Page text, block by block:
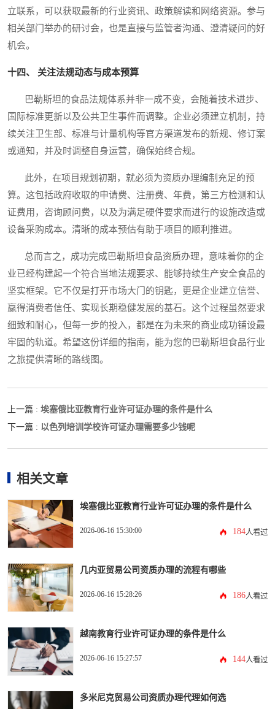
立联系，可以获取最新的行业资讯、政策解读和网络资源。参与
相关部门举办的研讨会，也是直接与监管者沟通、澄清疑问的好
机会。
十四、 关注法规动态与成本预算
巴勒斯坦的食品法规体系并非一成不变，会随着技术进步、
国际标准更新以及公共卫生事件而调整。企业必须建立机制，持
续关注卫生部、标准与计量机构等官方渠道发布的新规、修订案
或通知，并及时调整自身运营，确保始终合规。
此外，在项目规划初期，就必须为资质办理编制充足的预
算。这包括政府收取的申请费、注册费、年费，第三方检测和认
证费用，咨询顾问费，以及为满足硬件要求而进行的设施改造或
设备采购成本。清晰的成本预估有助于项目的顺利推进。
总而言之，成功完成巴勒斯坦食品资质办理，意味着你的企
业已经构建起一个符合当地法规要求、能够持续生产安全食品的
坚实框架。它不仅是打开市场大门的钥匙，更是企业建立信誉、
赢得消费者信任、实现长期稳健发展的基石。这个过程虽然要求
细致和耐心，但每一步的投入，都是在为未来的商业成功铺设最
牢固的轨道。希望这份详细的指南，能为您的巴勒斯坦食品行业
之旅提供清晰的路线图。
上一篇 : 埃塞俄比亚教育行业许可证办理的条件是什么
下一篇 : 以色列培训学校许可证办理需要多少钱呢
相关文章
埃塞俄比亚教育行业许可证办理的条件是什么
2026-06-16 15:30:00 184人看过
几内亚贸易公司资质办理的流程有哪些
2026-06-16 15:28:26 186人看过
越南教育行业许可证办理的条件是什么
2026-06-16 15:27:57 144人看过
多米尼克贸易公司资质办理代理如何选